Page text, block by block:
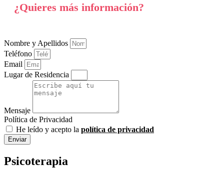
¿Quieres más información?
Nombre y Apellidos
Teléfono
Email
Lugar de Residencia
Mensaje
Política de Privacidad
He leído y acepto la política de privacidad
Enviar
Psicoterapia